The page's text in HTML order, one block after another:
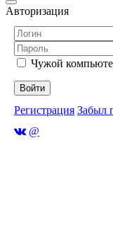
Авторизация
Чужой
Войти
Регистрация Забыл
@